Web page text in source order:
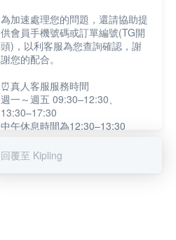
為加速處理您的問題，還請協助提
供會員手機號碼或訂單編號(TG開
頭)，以利客服為您查詢確認，謝
謝您的配合。
⏰真人客服服務時間
週一～週五 09:30–12:30、
13:30–17:30
中午休息時間為12:30–13:30
提醒您：系統會自動已讀訊息，如
回覆至 Kipling